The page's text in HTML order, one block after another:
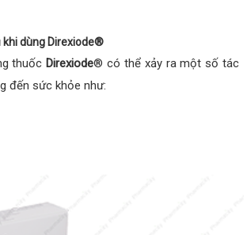
khi dùng Direxiode®
thuốc Direxiode® có thể xảy ra một số tác
đến sức khỏe như: